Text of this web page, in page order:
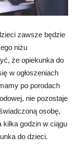
zawsze będzie
niżu
że opiekunka do
w ogłoszeniach
po porodach
nie pozostaje
osobę,
kilka godzin w ciągu
do dzieci.